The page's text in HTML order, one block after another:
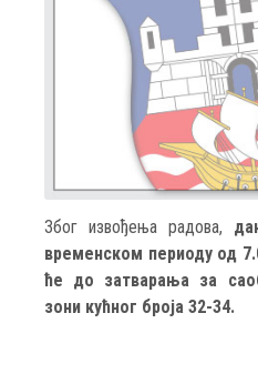
Због извођења радова,
временском периоду од
ће до затварања за
зони кућног броја 32-34.